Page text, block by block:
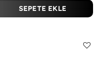
SEPETE EKLE